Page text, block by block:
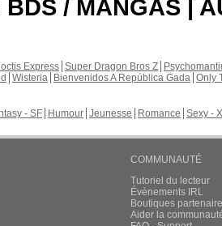
BDS / MANGAS |
Express Super Dragon Bros Z
Wisteria Bienvenidos A República Gada Only
- SF Humour Jeunesse Romance Sexy -
COMMUNAUTÉ
Tutoriel du lecteur
Évènements IRL
Boutiques
Aider la